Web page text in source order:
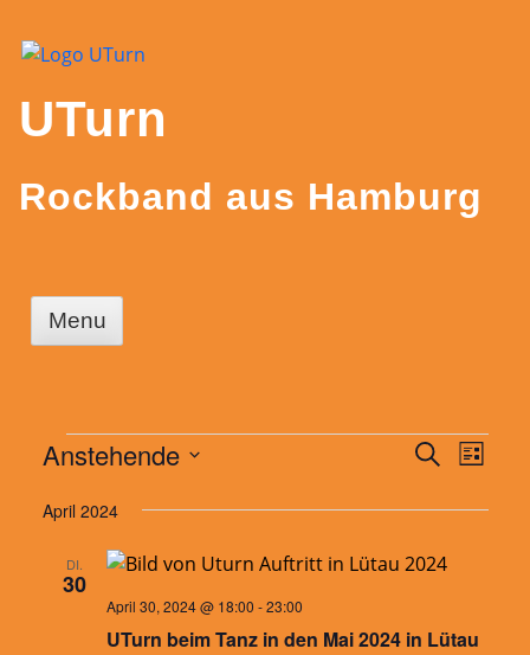
to
UTurn
Rockband aus Hamburg
Menu
Veranstaltungen
Suche
SucheListe
Anstehende
wählen.
April 2024
DI.
30
UTurn beim Tanz in den Mai 2024 in Lütau
April 30, 2024 @ 18:00 -23:00